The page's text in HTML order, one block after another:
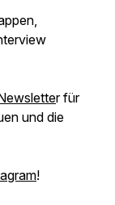
r für
und die
!